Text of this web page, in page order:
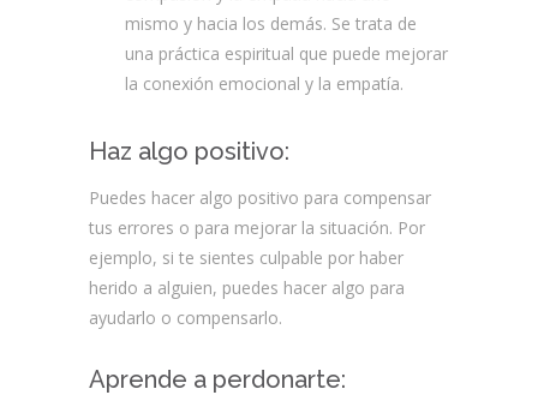
mismo y hacia los demás. Se trata de
una práctica espiritual que puede mejorar
la conexión emocional y la empatía.
Haz algo positivo:
Puedes hacer algo positivo para compensar
tus errores o para mejorar la situación. Por
ejemplo, si te sientes culpable por haber
herido a alguien, puedes hacer algo para
ayudarlo o compensarlo.
Aprende a perdonarte: